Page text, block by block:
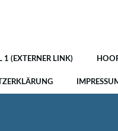
(EXTERNER LINK)